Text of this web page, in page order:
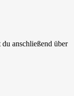
anschließend über